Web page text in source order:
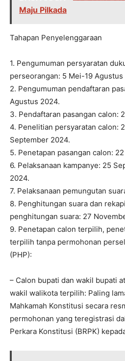
Maju Pilkada
Tahapan Penyelenggaraan
1. Pengumuman persyaratan
perseorangan: 5 Mei-19 Agustus
2. Pengumuman pendaftaran
Agustus 2024.
3. Pendaftaran pasangan calon:
4. Penelitian persyaratan calon:
September 2024.
5. Penetapan pasangan calon:
6. Pelaksanaan kampanye: 25
2024.
7. Pelaksanaan pemungutan
8. Penghitungan suara dan
penghitungan suara: 27
9. Penetapan calon terpilih,
terpilih tanpa permohonan
(PHP):
– Calon bupati dan wakil bupati
wakil walikota terpilih: Paling
Mahkamah Konstitusi secara
permohonan yang teregistrasi
Perkara Konstitusi (BRPK)